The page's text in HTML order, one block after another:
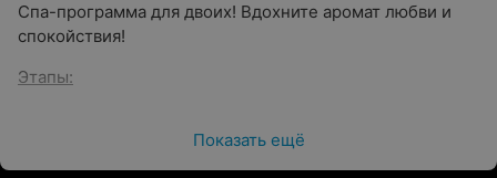
Спа-программа для двоих! Вдохните аромат любви и
спокойствия!
Этапы:
Скрабирование, скраб кремовый 30 мин.
Обертывание, маска анти-эйдж 30 мин.
Показать ещё